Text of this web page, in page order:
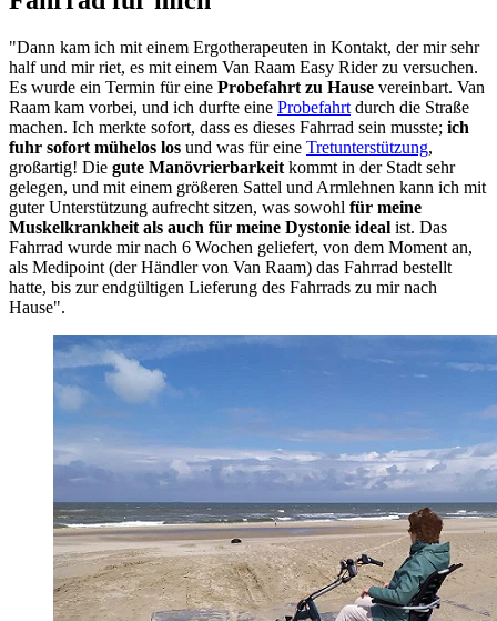
"Dann kam ich mit einem Ergotherapeuten in Kontakt, der mir sehr
half und mir riet, es mit einem Van Raam Easy Rider zu versuchen.
Es wurde ein Termin für eine Probefahrt zu Hause vereinbart. Van
Raam kam vorbei, und ich durfte eine Probefahrt durch die Straße
machen. Ich merkte sofort, dass es dieses Fahrrad sein musste; ich
fuhr sofort mühelos los und was für eine Tretunterstützung,
großartig! Die gute Manövrierbarkeit kommt in der Stadt sehr
gelegen, und mit einem größeren Sattel und Armlehnen kann ich mit
guter Unterstützung aufrecht sitzen, was sowohl für meine
Muskelkrankheit als auch für meine Dystonie ideal ist. Das
Fahrrad wurde mir nach 6 Wochen geliefert, von dem Moment an,
als Medipoint (der Händler von Van Raam) das Fahrrad bestellt
hatte, bis zur endgültigen Lieferung des Fahrrads zu mir nach
Hause".